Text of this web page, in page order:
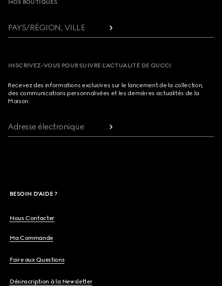
NOS BOUTIQUES
PAYS/RÉGION, VILLE
INSCRIVEZ-VOUS POUR SUIVRE L’ACTUALITÉ DE GUCCI
Recevez des informations exclusives sur le lancement de la collection,
des communications personnalisées et les dernières actualités de la
Maison.
Adresse électronique
BESOIN D'AIDE ?
Nous Contacter
Ma Commande
Foire aux Questions
Désinscription à la Newsletter